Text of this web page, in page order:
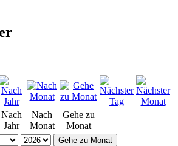
Nach
Jahr
Nach
Monat
Gehe zu
Monat
Gehe zu Monat